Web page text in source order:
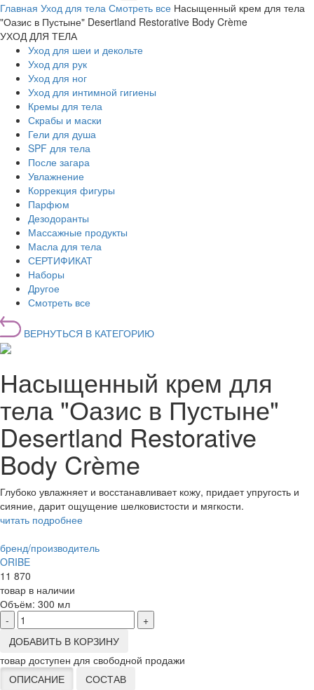
Главная Уход для тела Смотреть все Насыщенный крем для тела
"Оазис в Пустыне" Desertland Restorative Body Crème
УХОД ДЛЯ ТЕЛА
Уход для шеи и декольте
Уход для рук
Уход для ног
Уход для интимной гигиены
Кремы для тела
Скрабы и маски
Гели для душа
SPF для тела
После загара
Увлажнение
Коррекция фигуры
Парфюм
Дезодоранты
Массажные продукты
Масла для тела
СЕРТИФИКАТ
Наборы
Другое
Смотреть все
ВЕРНУТЬСЯ В КАТЕГОРИЮ
Насыщенный крем для
тела "Оазис в Пустыне"
Desertland Restorative
Body Crème
Глубоко увлажняет и восстанавливает кожу, придает упругость и
сияние, дарит ощущение шелковистости и мягкости.
читать подробнее
бренд/производитель
ORIBE
11 870
товар в наличии
Объём: 300 мл
-
+
ДОБАВИТЬ В КОРЗИНУ
товар доступен для свободной продажи
ОПИСАНИЕ
СОСТАВ